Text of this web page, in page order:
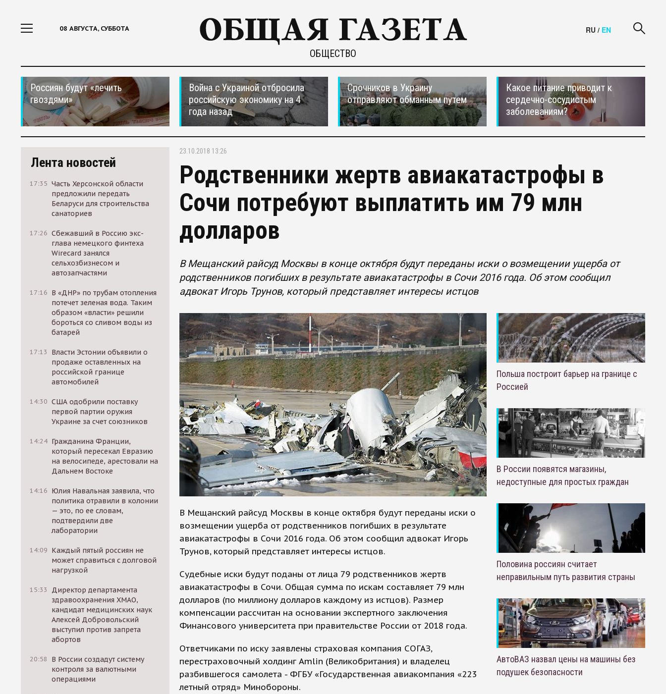
08 АВГУСТА, СУББОТА
ОБЩЕСТВО
RU / EN
Россиян будут «лечить
гвоздями»
Война с Украиной отбросила
российскую экономику на 4
года назад
Срочников в Украину
отправляют обманным путем
Какое питание приводит к
сердечно-сосудистым
заболеваниям?
Лента новостей
17:35 Часть Херсонской области
предложили передать
Беларуси для строительства
санаториев
17:26 Сбежавший в Россию экс-
глава немецкого финтеха
Wirecard занялся
сельхозбизнесом и
автозапчастями
17:16 В «ДНР» по трубам отопления
потечет зеленая вода. Таким
образом «власти» решили
бороться со сливом воды из
батарей
17:13
Власти Эстонии объявили о
продаже оставленных на
российской границе
автомобилей
14:30 США одобрили поставку
первой партии оружия
Украине за счет союзников
14:24 Гражданина Франции,
который пересекал Евразию
на велосипеде, арестовали на
Дальнем Востоке
14:16 Юлия Навальная заявила, что
политика отравили в колонии
— это, по ее словам,
подтвердили две
лаборатории
14:09 Каждый пятый россиян не
может справиться с долговой
нагрузкой
15:33
Директор департамента
здравоохранения ХМАО,
кандидат медицинских наук
Алексей Добровольский
выступил против запрета
абортов
20:58
В России создадут систему
контроля за валютными
операциями
23.10.2018 13:26
Родственники жертв авиакатастрофы в
Сочи потребуют выплатить им 79 млн
долларов
В Мещанский райсуд Москвы в конце октября будут переданы иски о возмещении ущерба от
родственников погибших в результате авиакатастрофы в Сочи 2016 года. Об этом сообщил
адвокат Игорь Трунов, который представляет интересы истцов
В Мещанский райсуд Москвы в конце октября будут переданы иски о
возмещении ущерба от родственников погибших в результате
авиакатастрофы в Сочи 2016 года. Об этом сообщил адвокат Игорь
Трунов, который представляет интересы истцов.
Судебные иски будут поданы от лица 79 родственников жертв
авиакатастрофы в Сочи. Общая сумма по искам составляет 79 млн
долларов (по миллиону долларов каждому из истцов). Размер
компенсации рассчитан на основании экспертного заключения
Финансового университета при правительстве России от 2018 года.
Ответчиками по иску заявлены страховая компания СОГАЗ,
перестраховочный холдинг Amlin (Великобритания) и владелец
разбившегося самолета - ФГБУ «Государственная авиакомпания «223
летный отряд» Минобороны.
Польша построит барьер на границе с
Россией
В России появятся магазины,
недоступные для простых граждан
Половина россиян считает
неправильным путь развития страны
АвтоВАЗ назвал цены на машины без
подушек безопасности